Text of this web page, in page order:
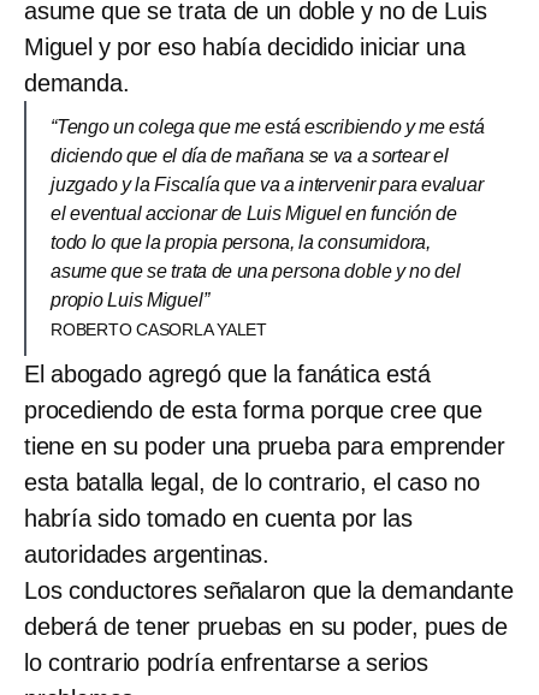
asume que se trata de un doble y no de Luis
Miguel y por eso había decidido iniciar una
demanda.
“Tengo un colega que me está escribiendo y me está
diciendo que el día de mañana se va a sortear el
juzgado y la Fiscalía que va a intervenir para evaluar
el eventual accionar de Luis Miguel en función de
todo lo que la propia persona, la consumidora,
asume que se trata de una persona doble y no del
propio Luis Miguel”
ROBERTO CASORLA YALET
El abogado agregó que la fanática está
procediendo de esta forma porque cree que
tiene en su poder una prueba para emprender
esta batalla legal, de lo contrario, el caso no
habría sido tomado en cuenta por las
autoridades argentinas.
Los conductores señalaron que la demandante
deberá de tener pruebas en su poder, pues de
lo contrario podría enfrentarse a serios